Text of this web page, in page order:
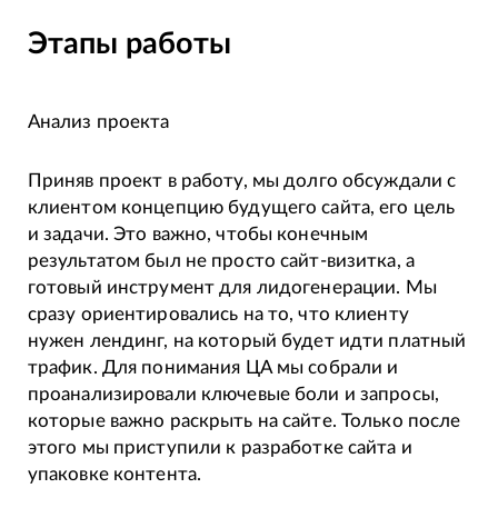
Этапы работы
Анализ проекта
Приняв проект в работу, мы долго обсуждали с
клиентом концепцию будущего сайта, его цель
и задачи. Это важно, чтобы конечным
результатом был не просто сайт-визитка, а
готовый инструмент для лидогенерации. Мы
сразу ориентировались на то, что клиенту
нужен лендинг, на который будет идти платный
трафик. Для понимания ЦА мы собрали и
проанализировали ключевые боли и запросы,
которые важно раскрыть на сайте. Только после
этого мы приступили к разработке сайта и
упаковке контента.